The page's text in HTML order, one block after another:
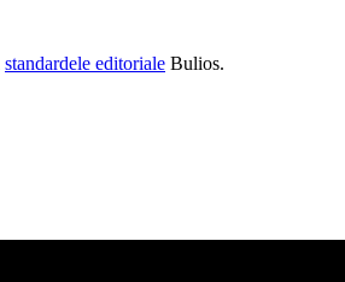
standardele editoriale Bulios.